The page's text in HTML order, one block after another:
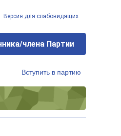
Версия для слабовидящих
члена Партии
Вступить в партию